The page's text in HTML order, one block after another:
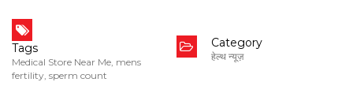
Tags
Medical Store Near Me, mens
fertility, sperm count
Category
हेल्थ न्यूज़